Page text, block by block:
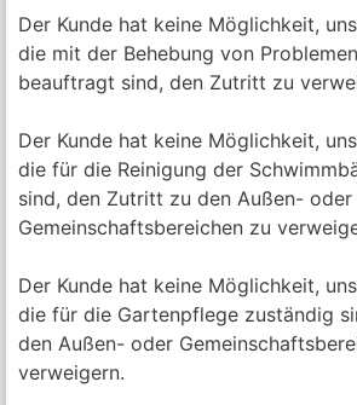
Der Kunde hat keine Möglichkeit,
die mit der Behebung von
beauftragt sind, den Zutritt zu
Der Kunde hat keine Möglichkeit,
die für die Reinigung der
sind, den Zutritt zu den Außen- oder
Gemeinschaftsbereichen zu
Der Kunde hat keine Möglichkeit,
die für die Gartenpflege zuständig
den Außen- oder
verweigern.